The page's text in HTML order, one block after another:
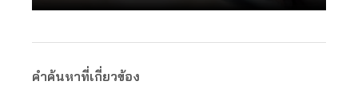
คำค้นหาที่เกี่ยวข้อง